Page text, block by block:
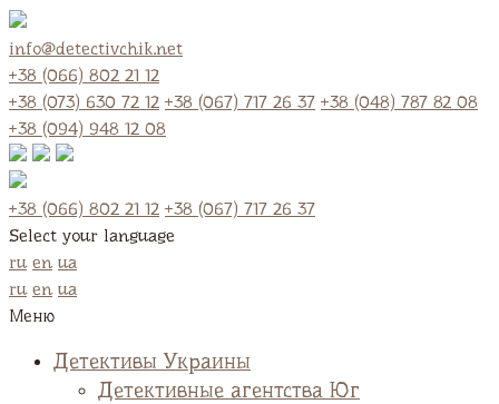
info@detectivchik.net
+38 (066) 802 21 12
+38 (073) 630 72 12 +38 (067) 717 26 37 +38 (048) 787 82 08
+38 (094) 948 12 08
+38 (066) 802 21 12 +38 (067) 717 26 37
Select your language
ru en ua
ru en ua
Меню
Детективы Украины
Детективные агентства Юг